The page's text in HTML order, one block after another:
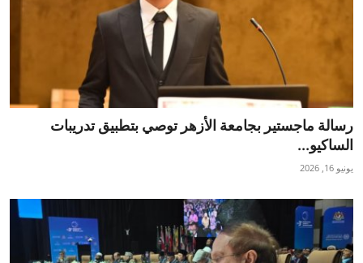
رسالة ماجستير بجامعة الأزهر توصي بتطبيق تدريبات
الساكيو...
يونيو 16, 2026